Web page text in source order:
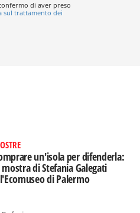
di aver preso
sul trattamento dei
un'isola per difenderla:
mostra di Stefania Galegati
di Palermo